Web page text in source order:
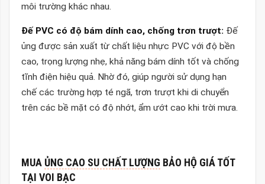
môi trường khác nhau.
Đế PVC có độ bám dính cao, chống trơn trượt: Đế
ủng được sản xuất từ chất liệu nhực PVC với độ bền
cao, trọng lượng nhẹ, khả năng bám dính tốt và chống
tĩnh điện hiệu quả. Nhờ đó, giúp người sử dụng hạn
chế các trường hợp té ngã, trơn trượt khi di chuyển
trên các bề mặt có độ nhớt, ẩm ướt cao khi trời mưa.
MUA ỦNG CAO SU CHẤT LƯỢNG BẢO HỘ GIÁ TỐT
TẠI VOI BẠC